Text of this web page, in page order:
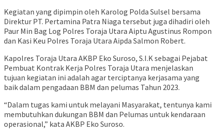
Kegiatan yang dipimpin oleh Karolog Polda Sulsel bersama
Direktur PT. Pertamina Patra Niaga tersebut juga dihadiri oleh
Paur Min Bag Log Polres Toraja Utara Aiptu Agustinus Rompon
dan Kasi Keu Polres Toraja Utara Aipda Salmon Robert.
Kapolres Toraja Utara AKBP Eko Suroso, S.I.K sebagai Pejabat
Pembuat Kontrak Kerja Polres Toraja Utara menjelaskan
tujuan kegiatan ini adalah agar terciptanya kerjasama yang
baik dalam pengadaan BBM dan pelumas Tahun 2023.
“Dalam tugas kami untuk melayani Masyarakat, tentunya kami
membutuhkan dukungan BBM dan Pelumas untuk kendaraan
operasional,” kata AKBP Eko Suroso.